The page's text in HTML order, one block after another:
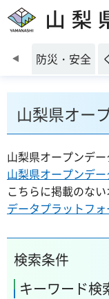
山梨県
前のスライドを
防災・安全
山梨県オー
山梨県オープンデ
山梨県オープンデ
こちらに掲載のない
データプラットフォ
検索条件
キーワード検